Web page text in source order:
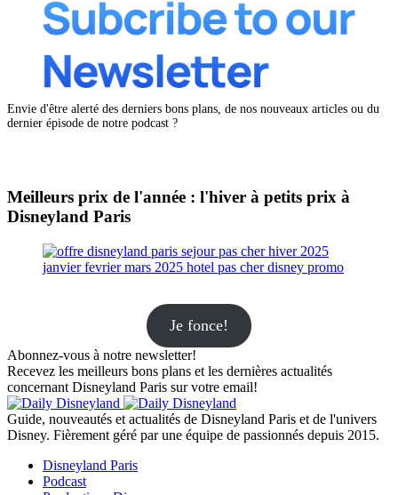
Envie d'être alerté des derniers bons plans, de nos nouveaux articles ou du
dernier épisode de notre podcast ?
Meilleurs prix de l'année : l'hiver à petits prix à
Disneyland Paris
Je fonce!
Abonnez-vous à notre newsletter!
Recevez les meilleurs bons plans et les dernières actualités
concernant Disneyland Paris sur votre email!
Guide, nouveautés et actualités de Disneyland Paris et de l'univers
Disney. Fièrement géré par une équipe de passionnés depuis 2015.
Disneyland Paris
Podcast